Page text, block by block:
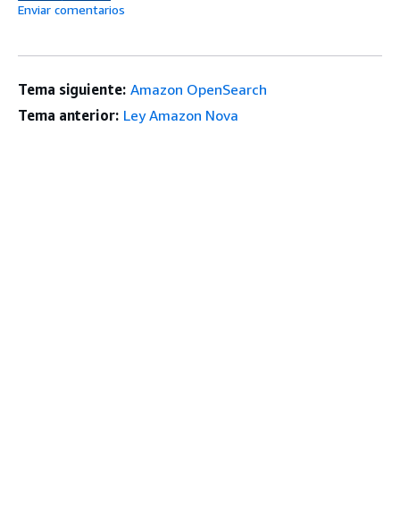
Enviar comentarios
Tema siguiente: Amazon OpenSearch
Tema anterior: Ley Amazon Nova